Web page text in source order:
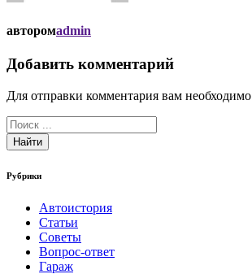
авторомadmin
Добавить комментарий
Для отправки комментария вам необходимо
Найти
Рубрики
Автоистория
Статьи
Советы
Вопрос-ответ
Гараж